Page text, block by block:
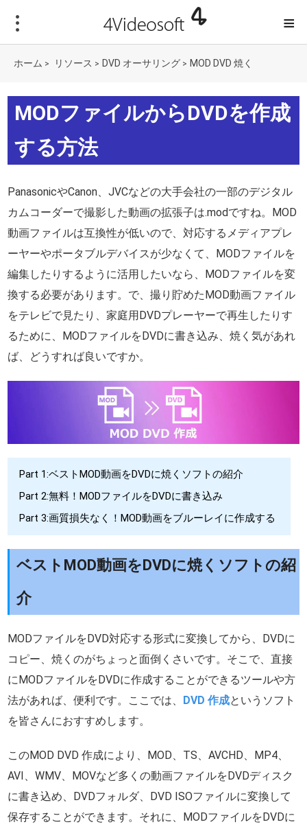
≡
ホーム > リソース > DVD オーサリング > MOD DVD 焼く
MODファイルからDVDを作成
する方法
PanasonicやCanon、JVCなどの大手会社の一部のデジタル
カムコーダーで撮影した動画の拡張子は.modですね。MOD
動画ファイルは互換性が低いので、対応するメディアプレ
ーヤーやポータブルデバイスが少なくて、MODファイルを
編集したりするように活用したいなら、MODファイルを変
換する必要があります。で、撮り貯めたMOD動画ファイル
をテレビで見たり、家庭用DVDプレーヤーで再生したりす
るために、MODファイルをDVDに書き込み、焼く気があれ
ば、どうすれば良いですか。
Part 1:ベストMOD動画をDVDに焼くソフトの紹介
Part 2:無料！MODファイルをDVDに書き込み
Part 3:画質損失なく！MOD動画をブルーレイに作成する
ベストMOD動画をDVDに焼くソフトの紹
介
MODファイルをDVD対応する形式に変換してから、DVDに
コピー、焼くのがちょっと面倒くさいです。そこで、直接
にMODファイルをDVDに作成することができるツールや方
法があれば、便利です。ここでは、 DVD 作成というソフト
を皆さんにおすすめします。
このMOD DVD 作成により、MOD、TS、AVCHD、MP4、
AVI、WMV、MOVなど多くの動画ファイルをDVDディスク
に書き込め、DVDフォルダ、DVD ISOファイルに変換して
保存することができます。それに、MODファイルをDVDに